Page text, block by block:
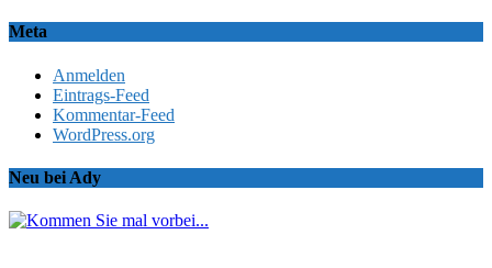
Meta
Anmelden
Eintrags-Feed
Kommentar-Feed
WordPress.org
Neu bei Ady